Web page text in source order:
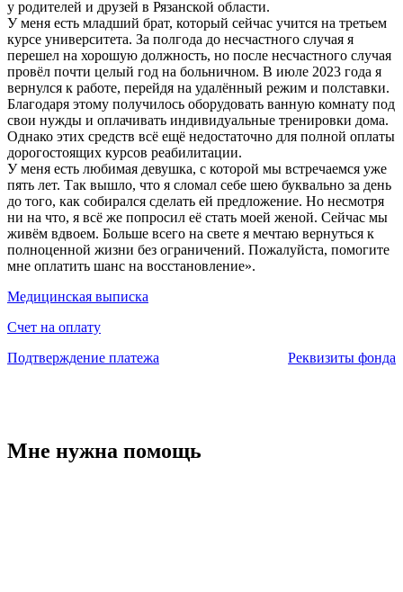
у родителей и друзей в Рязанской области.
У меня есть младший брат, который сейчас учится на третьем
курсе университета. За полгода до несчастного случая я
перешел на хорошую должность, но после несчастного случая
провёл почти целый год на больничном. В июле 2023 года я
вернулся к работе, перейдя на удалённый режим и полставки.
Благодаря этому получилось оборудовать ванную комнату под
свои нужды и оплачивать индивидуальные тренировки дома.
Однако этих средств всё ещё недостаточно для полной оплаты
дорогостоящих курсов реабилитации.
У меня есть любимая девушка, с которой мы встречаемся уже
пять лет. Так вышло, что я сломал себе шею буквально за день
до того, как собирался сделать ей предложение. Но несмотря
ни на что, я всё же попросил её стать моей женой. Сейчас мы
живём вдвоем. Больше всего на свете я мечтаю вернуться к
полноценной жизни без ограничений. Пожалуйста, помогите
мне оплатить шанс на восстановление».
Медицинская выписка
Счет на оплату
Подтверждение платежа
Реквизиты фонда
Мне нужна помощь